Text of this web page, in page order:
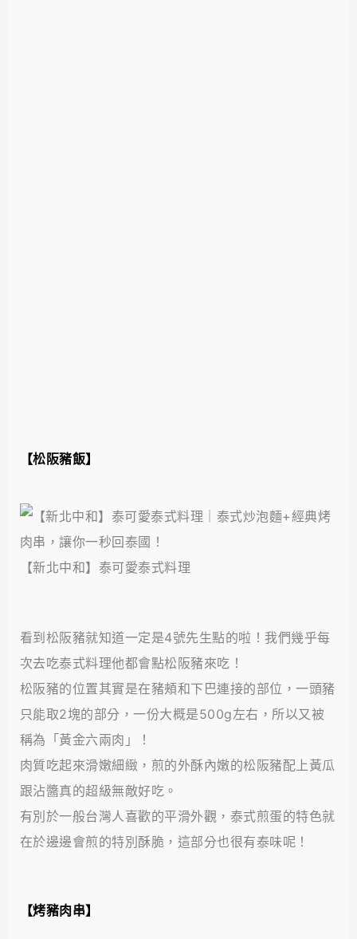
【松阪豬飯】
【新北中和】泰可愛泰式料理
看到松阪豬就知道一定是4號先生點的啦！我們幾乎每
次去吃泰式料理他都會點松阪豬來吃！
松阪豬的位置其實是在豬頰和下巴連接的部位，一頭豬
只能取2塊的部分，一份大概是500g左右，所以又被
稱為「黃金六兩肉」！
肉質吃起來滑嫩細緻，煎的外酥內嫩的松阪豬配上黃瓜
跟沾醬真的超級無敵好吃。
有別於一般台灣人喜歡的平滑外觀，泰式煎蛋的特色就
在於邊邊會煎的特別酥脆，這部分也很有泰味呢！
【烤豬肉串】